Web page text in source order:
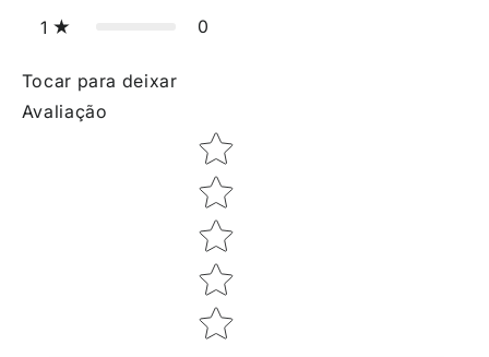
1 0
Tocar para deixar
Avaliação
Star rating